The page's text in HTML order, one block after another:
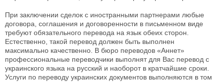
При заключении сделок с иностранными партнерами любые
договора, соглашения и договоренности в письменном виде
требуют обязательного перевода на язык обеих сторон.
Естественно, такой перевод должен быть выполнен
максимально качественно. В бюро переводов «Аннет»
профессиональные переводчики выполнят для Вас перевод с
украинского языка на русский и наоборот в кратчайшие сроки.
Услуги по переводу украинских документов выполняются в том